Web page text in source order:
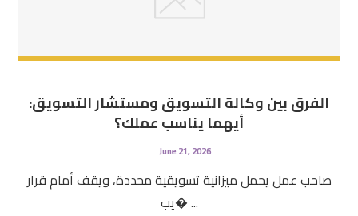
الفرق بين وكالة التسويق ومستشار التسويق:
أيهما يناسب عملك؟
June 21, 2026
صاحب عمل يحمل ميزانية تسويقية محددة، ويقف أمام قرار
يب� ...